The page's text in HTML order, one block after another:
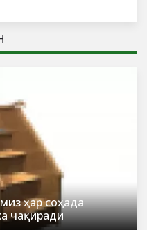
ҳар соҳада
чақиради